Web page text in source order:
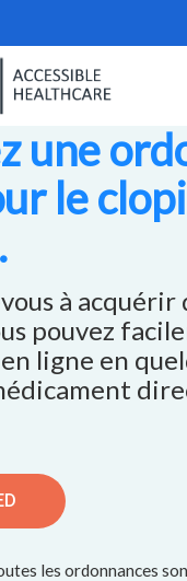
une
le
à
pouvez
ligne en
les ordonnances